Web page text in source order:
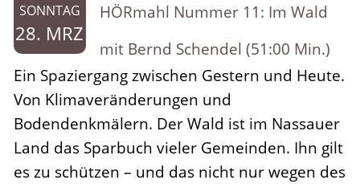
SONNTAG
28. MRZ
HÖRmahl Nummer 11: Im Wald
mit Bernd Schendel (51:00 Min.)
Ein Spaziergang zwischen Gestern und Heute.
Von Klimaveränderungen und
Bodendenkmälern. Der Wald ist im Nassauer
Land das Sparbuch vieler Gemeinden. Ihn gilt
es zu schützen – und das nicht nur wegen des